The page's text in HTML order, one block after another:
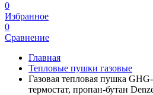
0
Избранное
0
Сравнение
Главная
Тепловые пушки газовые
Газовая тепловая пушка
термостат, пропан-бутан